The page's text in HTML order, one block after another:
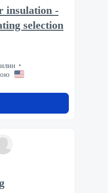
insulation -
selection